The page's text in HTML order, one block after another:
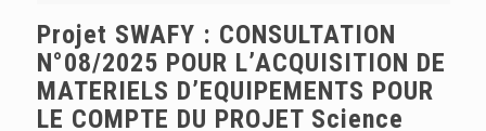
Projet SWAFY : CONSULTATION
N°08/2025 POUR L’ACQUISITION DE
MATERIELS D’EQUIPEMENTS POUR
LE COMPTE DU PROJET Science